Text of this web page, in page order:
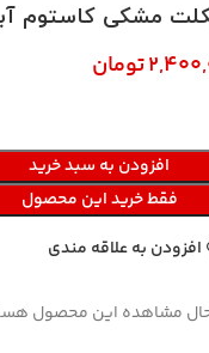
مشکی کاستوم
تومان
افزودن به سبد خرید
فقط خرید این محصول
افزودن به علاقه مندی
حال مشاهده این محصول